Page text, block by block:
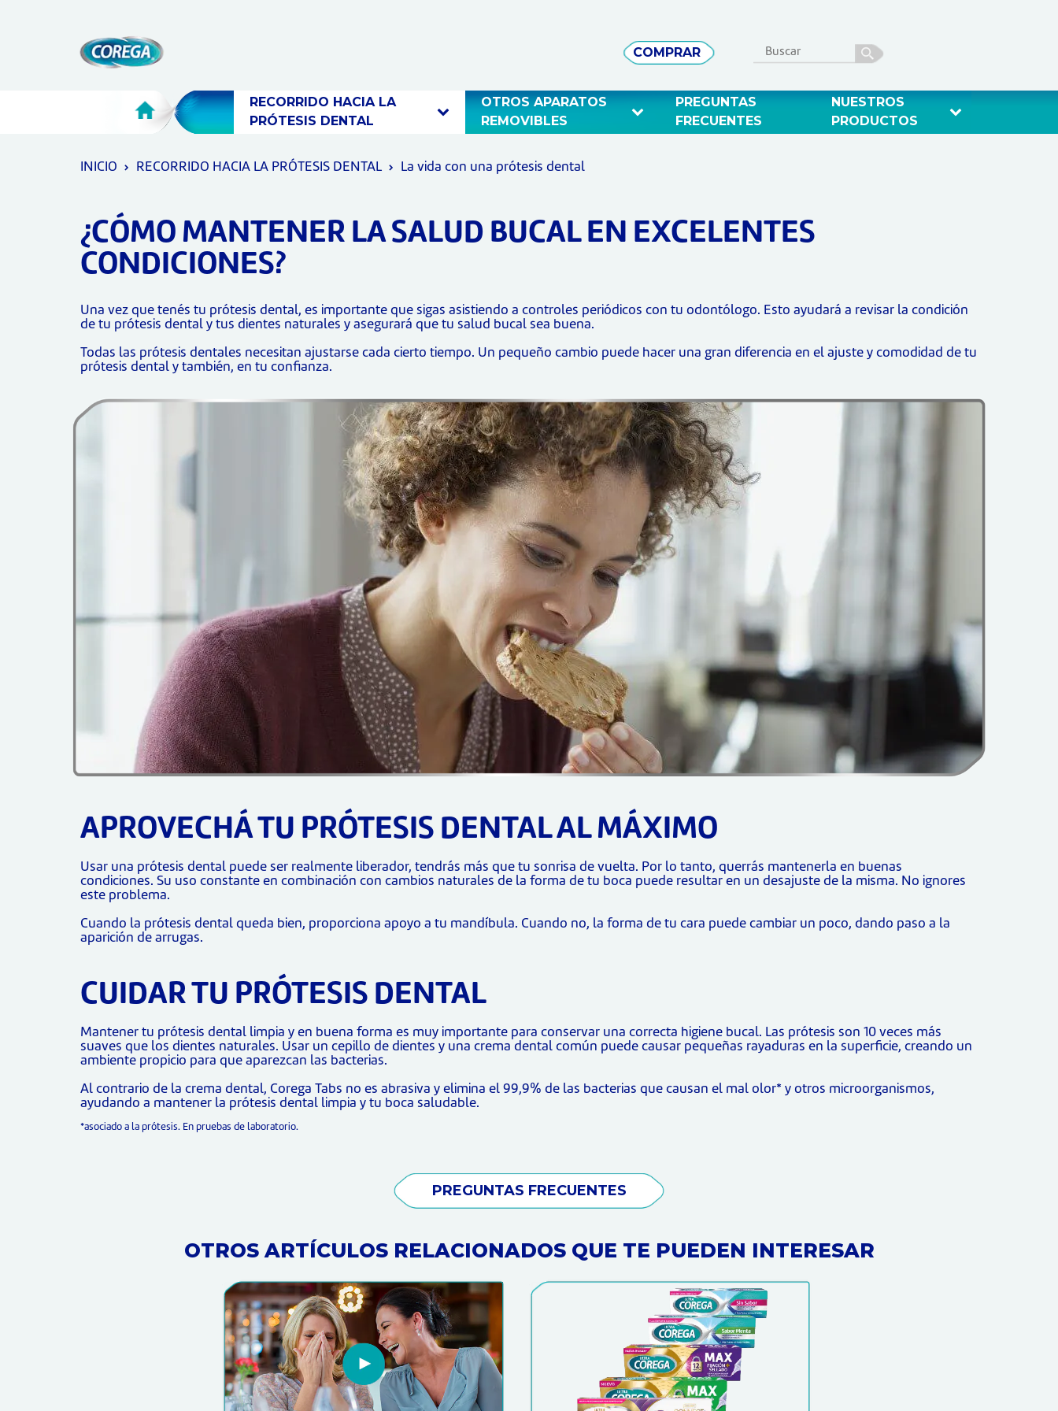
COMPRAR
RECORRIDO HACIA LA
PRÓTESIS DENTAL
OTROS APARATOS
REMOVIBLES
PREGUNTAS
FRECUENTES
NUESTROS
PRODUCTOS
INICIO RECORRIDO HACIA LA PRÓTESIS DENTAL La vida con una prótesis dental
¿CÓMO MANTENER LA SALUD BUCAL EN EXCELENTES
CONDICIONES?
Una vez que tenés tu prótesis dental, es importante que sigas asistiendo a controles periódicos con tu odontólogo. Esto ayudará a revisar la condición
de tu prótesis dental y tus dientes naturales y asegurará que tu salud bucal sea buena.
Todas las prótesis dentales necesitan ajustarse cada cierto tiempo. Un pequeño cambio puede hacer una gran diferencia en el ajuste y comodidad de tu
prótesis dental y también, en tu confianza.
APROVECHÁ TU PRÓTESIS DENTAL AL MÁXIMO
Usar una prótesis dental puede ser realmente liberador, tendrás más que tu sonrisa de vuelta. Por lo tanto, querrás mantenerla en buenas
condiciones. Su uso constante en combinación con cambios naturales de la forma de tu boca puede resultar en un desajuste de la misma. No ignores
este problema.
Cuando la prótesis dental queda bien, proporciona apoyo a tu mandíbula. Cuando no, la forma de tu cara puede cambiar un poco, dando paso a la
aparición de arrugas.
CUIDAR TU PRÓTESIS DENTAL
Mantener tu prótesis dental limpia y en buena forma es muy importante para conservar una correcta higiene bucal. Las prótesis son 10 veces más
suaves que los dientes naturales. Usar un cepillo de dientes y una crema dental común puede causar pequeñas rayaduras en la superficie, creando un
ambiente propicio para que aparezcan las bacterias.
Al contrario de la crema dental, Corega Tabs no es abrasiva y elimina el 99,9% de las bacterias que causan el mal olor* y otros microorganismos,
ayudando a mantener la prótesis dental limpia y tu boca saludable.
*asociado a la prótesis. En pruebas de laboratorio.
PREGUNTAS FRECUENTES
OTROS ARTÍCULOS RELACIONADOS QUE TE PUEDEN INTERESAR